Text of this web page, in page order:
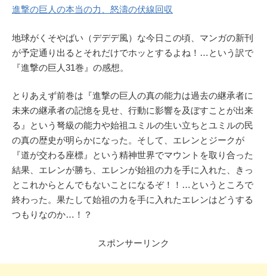
進撃の巨人の本当の力、怒濤の伏線回収
地球がくそやばい（デデデ風）な今日この頃、マンガの新刊
が予定通り出るとそれだけでホッとするよね！…という訳で
『進撃の巨人31巻』の感想。
とりあえず前巻は『進撃の巨人の真の能力は過去の継承者に
未来の継承者の記憶を見せ、行動に影響を及ぼすことが出来
る』という弩級の能力や始祖ユミルの生い立ちとユミルの民
の真の歴史が明らかになった。そして、エレンとジークが
『道が交わる座標』という精神世界でマウントを取り合った
結果、エレンが勝ち、エレンが始祖の力を手に入れた、きっ
とこれからとんでもないことになるぞ！！…というところで
終わった。果たして始祖の力を手に入れたエレンはどうする
つもりなのか…！？
スポンサーリンク